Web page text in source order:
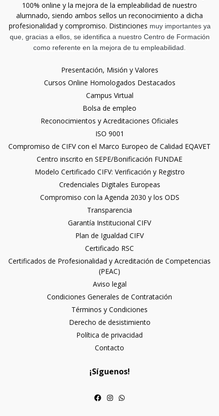
100% online y la mejora de la empleabilidad de nuestro
alumnado, siendo ambos sellos un reconocimiento a dicha
profesionalidad y compromiso. Distinciones muy importantes ya
que, gracias a ellos, se identifica a nuestro Centro de Formación
como referente en la mejora de tu empleabilidad.
Presentación, Misión y Valores
Cursos Online Homologados Destacados
Campus Virtual
Bolsa de empleo
Reconocimientos y Acreditaciones Oficiales
ISO 9001
Compromiso de CIFV con el Marco Europeo de Calidad EQAVET
Centro inscrito en SEPE/Bonificación FUNDAE
Modelo Certificado CIFV: Verificación y Registro
Credenciales Digitales Europeas
Compromiso con la Agenda 2030 y los ODS
Transparencia
Garantía Institucional CIFV
Plan de Igualdad CIFV
Certificado RSC
Certificados de Profesionalidad y Acreditación de Competencias
(PEAC)
Aviso legal
Condiciones Generales de Contratación
Términos y Condiciones
Derecho de desistimiento
Política de privacidad
Contacto
¡Síguenos!